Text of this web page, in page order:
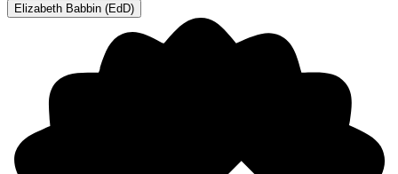
Elizabeth Babbin (EdD)